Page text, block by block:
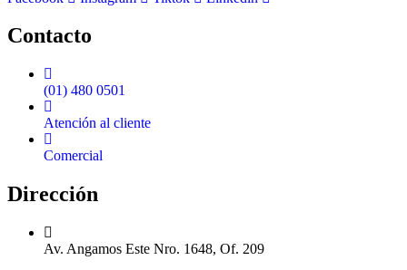
Contacto
(01) 480 0501
Atención al cliente
Comercial
Dirección
Av. Angamos Este Nro. 1648, Of. 209